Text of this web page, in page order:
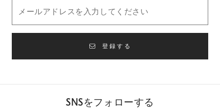
登録する
SNSをフォローする